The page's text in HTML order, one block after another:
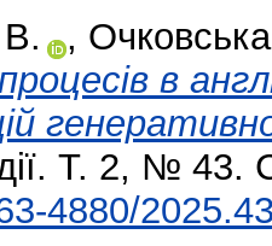
,
в
Т. 2, №
4880/